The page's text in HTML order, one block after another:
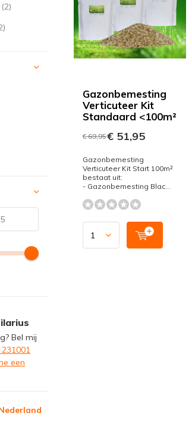
Gazonbemesting
Verticuteer Kit
Standaard <100m²
€ 69,95€ 51,95
Gazonbemesting
Verticuteer Kit Start 100m²
bestaat uit:
- Gazonbemesting Blac...
(2)
Bel mij
een